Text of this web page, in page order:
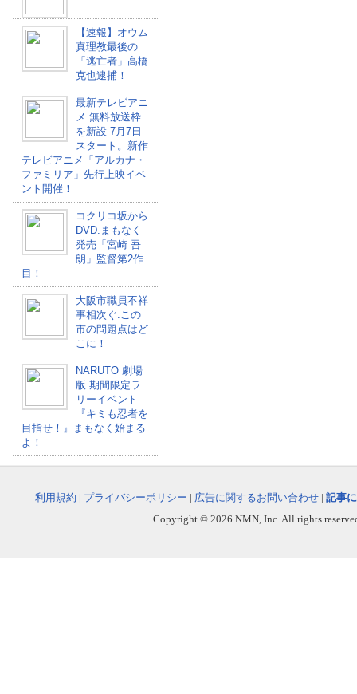
【速報】オウム
真理教最後の
「逃亡者」高橋
克也逮捕！
最新テレビアニ
メ.無料放送枠
を新設 7月7日
スタート。新作
テレビアニメ「アルカナ・
ファミリア」先行上映イベ
ント開催！
コクリコ坂から
DVD.まもなく
発売「宮崎 吾
朗」監督第2作
目！
大阪市職員不祥
事相次ぐ.この
市の問題点はど
こに！
NARUTO 劇場
版.期間限定ラ
リーイベント
『キミも忍者を
目指せ！』まもなく始まる
よ！
利用規約 | プライバシーポリシー | 広告に関するお問い合わせ | 記事
Copyright © 2026 NMN, Inc. All rights